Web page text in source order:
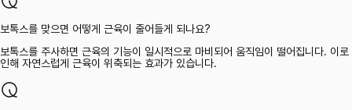
보톡스를 맞으면 어떻게 근육이 줄어들게 되나요?
보톡스를 주사하면 근육의 기능이 일시적으로 마비되어 움직임이 떨어집니다. 이로
인해 자연스럽게 근육이 위축되는 효과가 있습니다.